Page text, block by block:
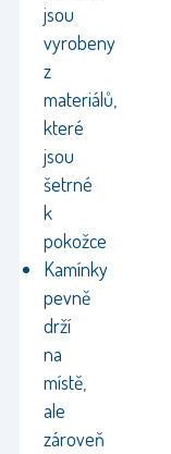
jsou
vyrobeny
z
materiálů,
které
jsou
šetrné
k
pokožce
Kamínky
pevně
drží
na
místě,
ale
zároveň